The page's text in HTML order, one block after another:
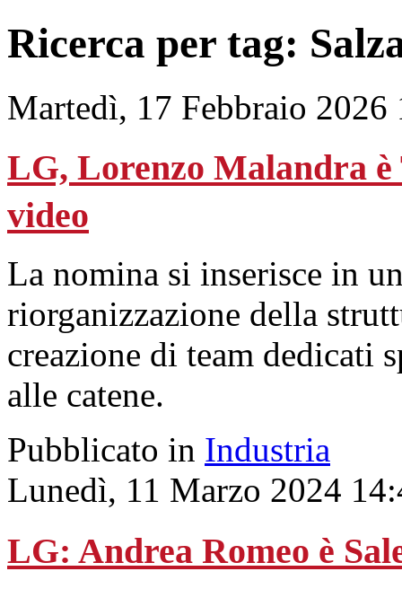
Ricerca per tag:
Martedì, 17 Febbraio 2026
LG, Lorenzo Malandra è
video
La nomina si inserisce in
riorganizzazione della
creazione di team dedicati
alle catene.
Pubblicato in Industria
Lunedì, 11 Marzo 2024
LG: Andrea Romeo è